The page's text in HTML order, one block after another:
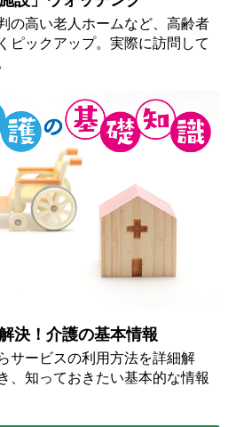
の高い老人ホームなど、高齢者
ピックアップ。実際に訪問して
決！介護の基本情報
サービスの利用方法を詳細解
、知っておきたい基本的な情報